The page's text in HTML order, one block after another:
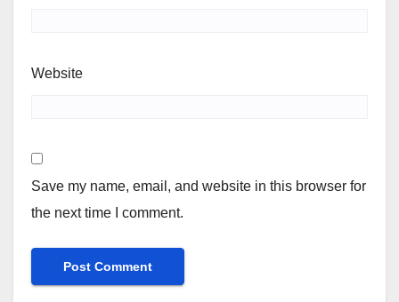
Website
Save my name, email, and website in this browser for
the next time I comment.